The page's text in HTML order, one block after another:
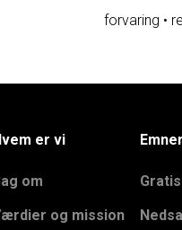
forvaring •
er vi
om
og mission
Emner